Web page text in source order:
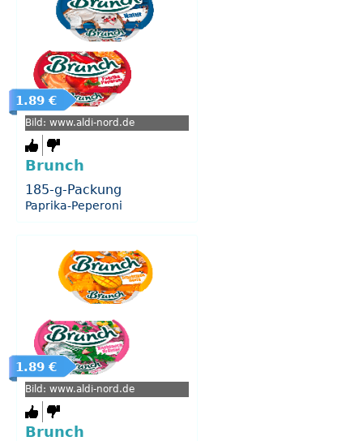
1.89 €
Bild: www.aldi-nord.de
Brunch
185-g-Packung
Paprika-Peperoni
1.89 €
Bild: www.aldi-nord.de
Brunch